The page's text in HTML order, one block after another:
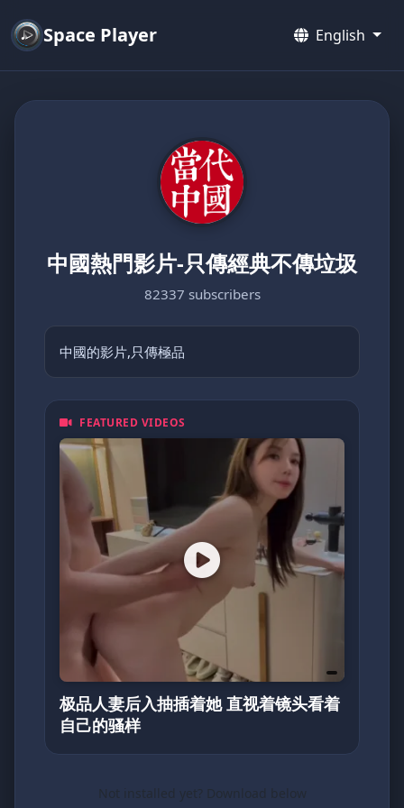
Space Player English
中國熱門影片-只傳經典不傳垃圾
82337 subscribers
中國的影片,只傳極品
FEATURED VIDEOS
极品人妻后入抽插着她 直视着镜头看着
自己的骚样
Not installed yet? Download below